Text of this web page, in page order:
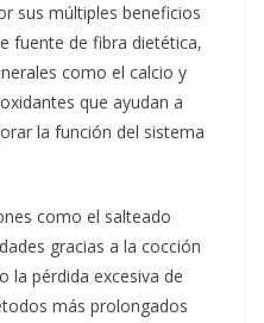
sus múltiples beneficios
fuente de fibra dietética,
como el calcio y
que ayudan a
la función del sistema
como el salteado
gracias a la cocción
la pérdida excesiva de
más prolongados